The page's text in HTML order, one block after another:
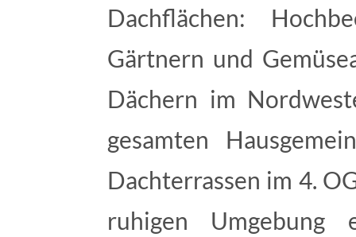
Dachflächen:
Gärtnern und
Dächern im
gesamten
Dachterrassen im 4.
ruhigen Umgebung